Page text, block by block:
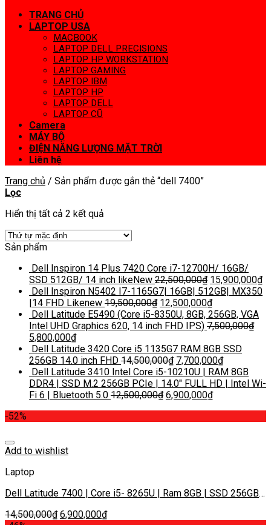
TRANG CHỦ
LAPTOP USA
MACBOOK
LAPTOP DELL PRECISIONS
LAPTOP HP WORKSTATION
LAPTOP GAMING
LAPTOP IBM
LAPTOP HP
LAPTOP DELL
LAPTOP CŨ
Camera
MÁY BỘ
ĐIỆN NĂNG LƯỢNG MẶT TRỜI
Liên hệ
Trang chủ / Sản phẩm được gắn thẻ “dell 7400”
Lọc
Hiển thị tất cả 2 kết quả
Sản phẩm
Dell Inspiron 14 Plus 7420 Core i7-12700H/ 16GB/
SSD 512GB/ 14 inch likeNew 22,500,000₫ 15,900,000₫
Dell Inspiron N5402 I7-1165G7| 16GB| 512GB| MX350
|14 FHD Likenew 19,500,000₫ 12,500,000₫
Dell Latitude E5490 (Core i5-8350U, 8GB, 256GB, VGA
Intel UHD Graphics 620, 14 inch FHD IPS) 7,500,000₫
5,800,000₫
Dell Latitude 3420 Core i5 1135G7 RAM 8GB SSD
256GB 14.0 inch FHD 14,500,000₫ 7,700,000₫
Dell Latitude 3410 Intel Core i5-10210U | RAM 8GB
DDR4 | SSD M.2 256GB PCIe | 14.0″ FULL HD | Intel Wi-
Fi 6 | Bluetooth 5.0 12,500,000₫ 6,900,000₫
-52%
Add to wishlist
Laptop
Dell Latitude 7400 | Core i5- 8265U | Ram 8GB | SSD 256GB|
14,500,000₫ 6,900,000₫